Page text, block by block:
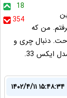
18
354
دو سالی میشه که ایکس 33 گرفتم. من که
دنبال چری و
ایکس 33.
۱۴۰۲/۴/۱۱ ۱۵:۴۸:۳۴